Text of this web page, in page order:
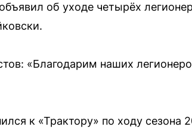
об уходе четырёх
«Благодарим наших
к «Трактору» по ходу сезона